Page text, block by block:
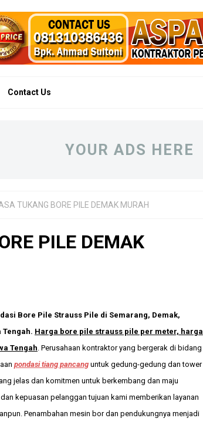
Contact Us
YOUR ADS HERE
TUKANG BORE PILE DEMAK MURAH
PILE DEMAK
Bore Pile Strauss Pile di Semarang, Demak,
Tengah. Harga bore pile strauss pile per meter, harga
Tengah. Perusahaan kontraktor yang bergerak di bidang
pondasi tiang pancang untuk gedung-gedung dan tower
jelas dan komitmen untuk berkembang dan maju
kepuasan pelanggan tujuan kami memberikan layanan
Penambahan mesin bor dan pendukungnya menjadi